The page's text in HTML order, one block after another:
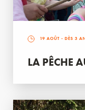
19 AOÛT - DÈS 3
LA PÊCHE